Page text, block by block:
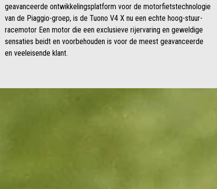
geavanceerde ontwikkelingsplatform voor de motorfietstechnologie
van de Piaggio-groep, is de Tuono V4 X nu een echte hoog-stuur-
racemotor Een motor die een exclusieve rijervaring en geweldige
sensaties beidt en voorbehouden is voor de meest geavanceerde
en veeleisende klant.